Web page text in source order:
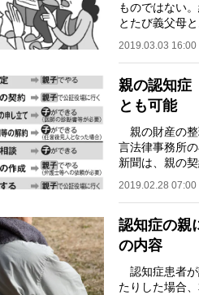
ものではない
とたび義父母
2019.03.03 16:00
親の認知症
とも可能
親の財産の整
言法律事務所
新聞は、親の
せん。手続き
2019.02.28 07:00
認知症の親
の内容
認知症患者が
たりした場合